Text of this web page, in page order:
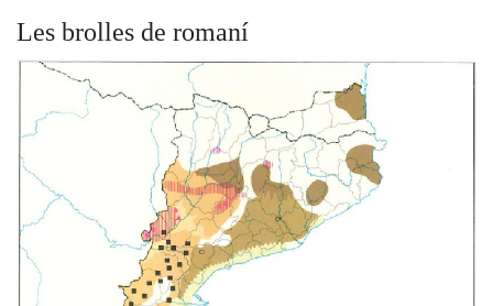
Les brolles de romaní